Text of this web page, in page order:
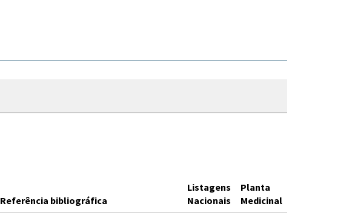
Referência bibliográfica
Listagens
Nacionais
Planta
Medicinal